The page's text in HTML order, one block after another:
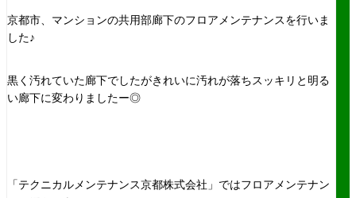
京都市、マンションの共用部廊下のフロアメンテナンスを行いま
した♪
黒く汚れていた廊下でしたがきれいに汚れが落ちスッキリと明る
い廊下に変わりましたー◎
「テクニカルメンテナンス京都株式会社」ではフロアメンテナン